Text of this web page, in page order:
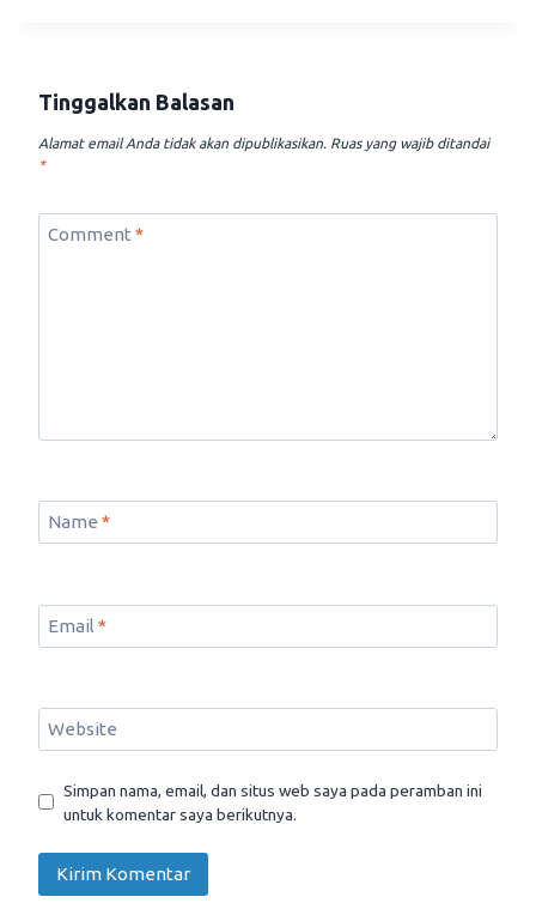
Tinggalkan Balasan
Alamat email Anda tidak akan dipublikasikan. Ruas yang wajib ditandai
*
Comment *
Name *
Email *
Website
Simpan nama, email, dan situs web saya pada peramban ini
untuk komentar saya berikutnya.